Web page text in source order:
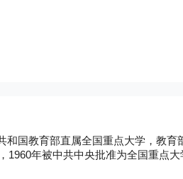
和国教育部直属全国重点大学，教
1960年被中共中央批准为全国重点
作，邓小平同志1979年亲笔为学校